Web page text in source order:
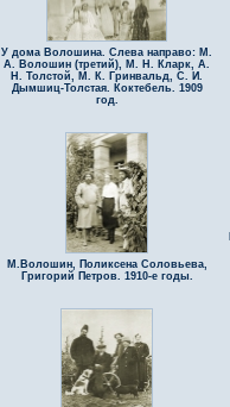
У дома Волошина. Слева направо: М.
А. Волошин (третий), М. Н. Кларк, А.
Н. Толстой, М. К. Гринвальд, С. И.
Дымшиц-Толстая. Коктебель. 1909
год.
М.Волошин, Поликсена Соловьева,
Григорий Петров. 1910-е годы.